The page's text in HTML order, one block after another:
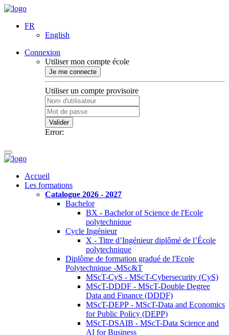
FR
English
Connexion
Utiliser mon compte école
Je me connecte
Utiliser un compte provisoire
Valider
Error:
Accueil
Les formations
Catalogue 2026 - 2027
Bachelor
BX - Bachelor of Science de l'Ecole
polytechnique
Cycle Ingénieur
X - Titre d’Ingénieur diplômé de l’École
polytechnique
Diplôme de formation gradué de l'Ecole
Polytechnique -MSc&T
MScT-CyS - MScT-Cybersecurity (CyS)
MScT-DDDF - MScT-Double Degree
Data and Finance (DDDF)
MScT-DEPP - MScT-Data and Economics
for Public Policy (DEPP)
MScT-DSAIB - MScT-Data Science and
AI for Business